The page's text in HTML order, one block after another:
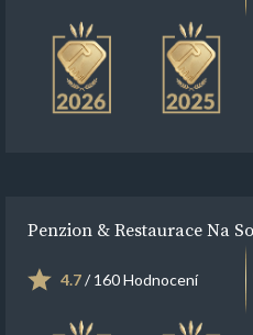
Penzion & Restaurace Na
4.7/ 160 Hodnocení